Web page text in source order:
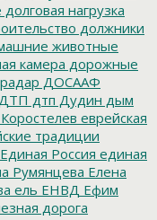
долговая нагрузка
должники
животные
камера дорожные
ДОСААФ
ДТП дтп Дудин дым
еврейская
традиции
Единая Россия единая
Румянцева Елена
ель ЕНВД Ефим
дорога